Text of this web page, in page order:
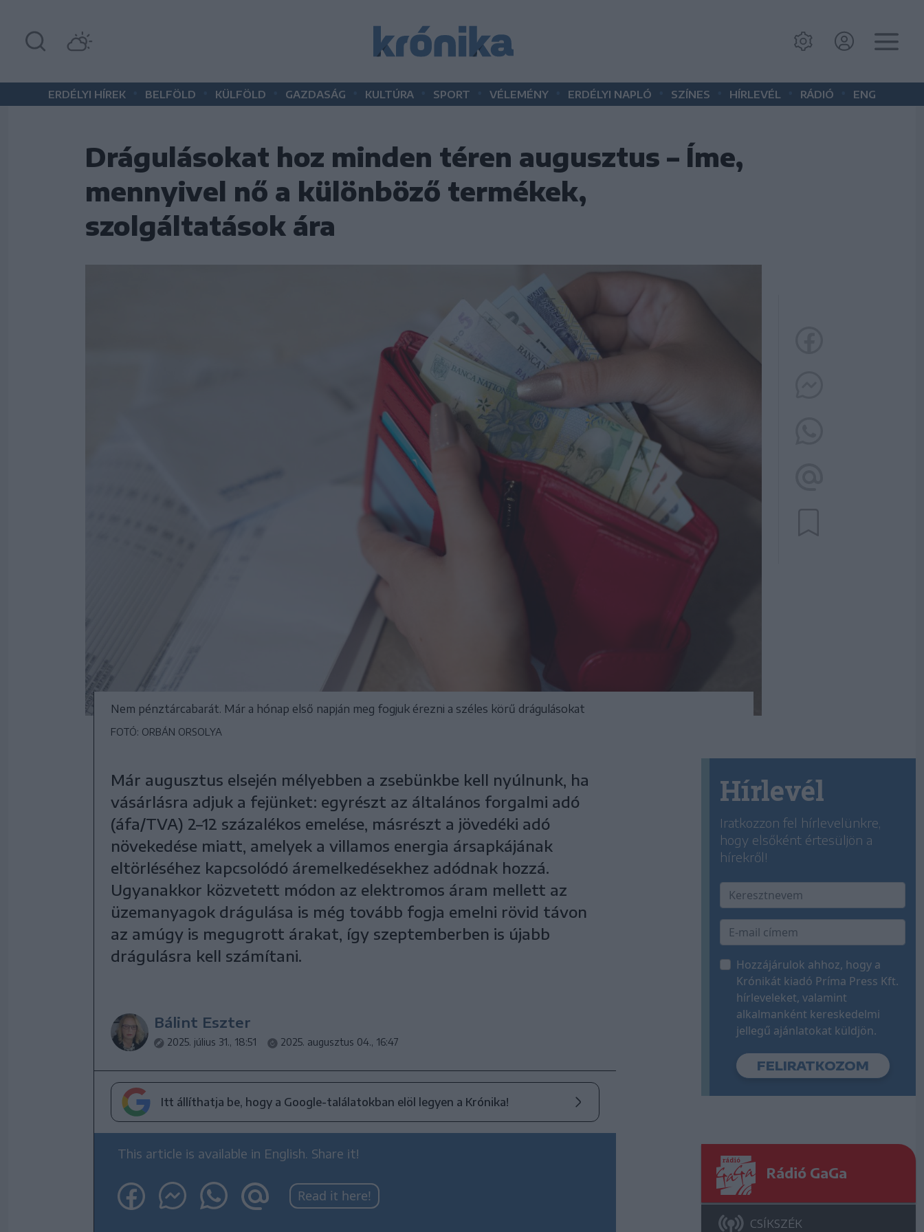
ERDÉLYI HÍREK BELFÖLD KÜLFÖLD GAZDASÁG KULTÚRA SPORT VÉLEMÉNY ERDÉLYI NAPLÓ SZÍNES HÍRLEVÉL RÁDIÓ ENG
Drágulásokat hoz minden téren augusztus – Íme,
mennyivel nő a különböző termékek,
szolgáltatások ára
Nem pénztárcabarát. Már a hónap első napján meg fogjuk érezni a széles körű drágulásokat
FOTÓ: ORBÁN ORSOLYA
Már augusztus elsején mélyebben a zsebünkbe kell nyúlnunk, ha
vásárlásra adjuk a fejünket: egyrészt az általános forgalmi adó
(áfa/TVA) 2–12 százalékos emelése, másrészt a jövedéki adó
növekedése miatt, amelyek a villamos energia ársapkájának
eltörléséhez kapcsolódó áremelkedésekhez adódnak hozzá.
Ugyanakkor közvetett módon az elektromos áram mellett az
üzemanyagok drágulása is még tovább fogja emelni rövid távon
az amúgy is megugrott árakat, így szeptemberben is újabb
drágulásra kell számítani.
Bálint Eszter
2025. július 31., 18:51 2025. augusztus 04., 16:47
Itt állíthatja be, hogy a Google-találatokban elöl legyen a Krónika!
This article is available in English. Share it!
Read it here!
Hírlevél
Iratkozzon fel hírlevelünkre,
hogy elsőként értesüljön a
hírekről!
Hozzájárulok ahhoz, hogy a
Krónikát kiadó Príma Press Kft.
hírleveleket, valamint
alkalmanként kereskedelmi
jellegű ajánlatokat küldjön.
Rádió GaGa
CSÍKSZÉK